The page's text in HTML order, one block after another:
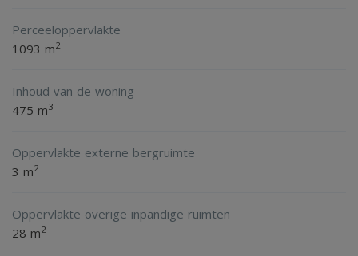
Perceeloppervlakte
1093 m2
Inhoud van de woning
475 m3
Oppervlakte externe bergruimte
3 m2
Oppervlakte overige inpandige ruimten
28 m2